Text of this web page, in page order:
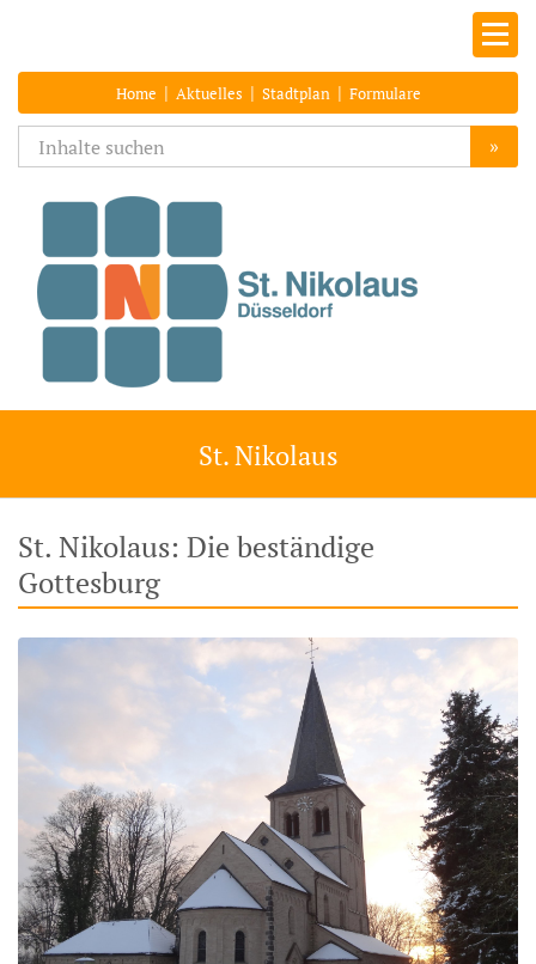
Home | Aktuelles | Stadtplan | Formulare
»
St. Nikolaus
St. Nikolaus: Die beständige
Gottesburg